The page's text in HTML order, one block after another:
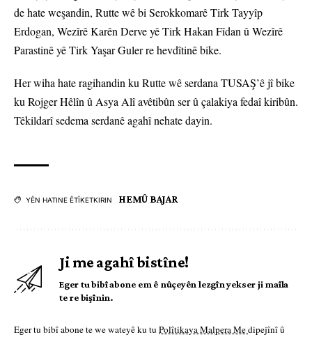
de hate weşandin, Rutte wê bi Serokkomarê Tirk Tayyîp
Erdogan, Wezîrê Karên Derve yê Tirk Hakan Fîdan û Wezîrê
Parastinê yê Tirk Yaşar Guler re hevdîtinê bike.
Her wiha hate ragihandin ku Rutte wê serdana TUSAŞ’ê jî bike
ku Rojger Hêlîn û Asya Alî avêtibûn ser û çalakiya fedaî kiribûn.
Têkildarî sedema serdanê agahî nehate dayin.
YÊN HATINE ÊTÎKETKIRIN HEMÛ BAJAR
Ji me agahî bistîne!
Eger tu bibî abone em ê nûçeyên lezgîn yekser ji maîla
te re bişînin.
Eger tu bibî abone te we wateyê ku tu Polîtikaya Malpera Medipejînî û